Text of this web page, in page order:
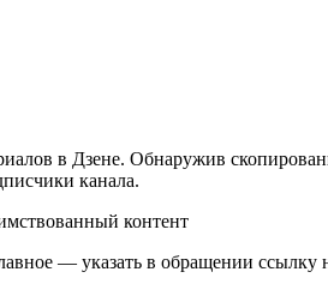
в Дзене. Обнаружив
канала.
— указать в обращении